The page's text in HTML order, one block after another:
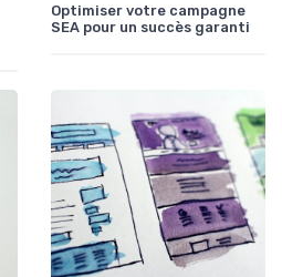
Optimiser votre campagne
SEA pour un succès garanti